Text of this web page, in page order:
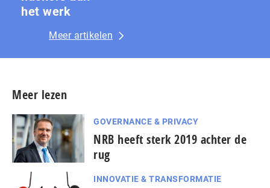
het werk
Meer artikelen
Meer lezen
GOVERNANCE & PRIVACY
NRB heeft sterk 2019 achter de
rug
INNOVATIE & TRANSFORMATIE